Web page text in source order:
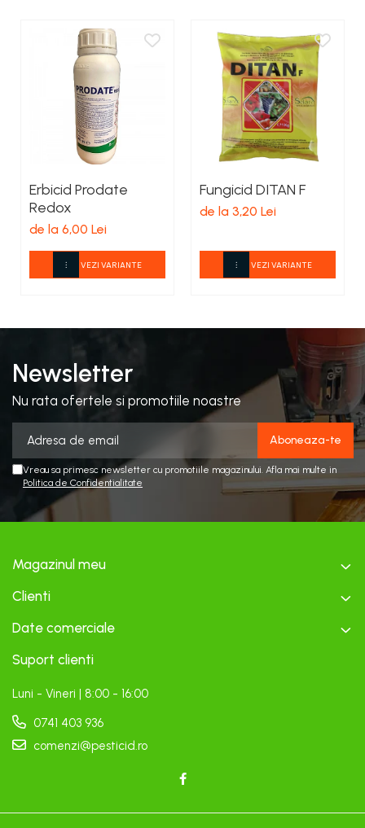
Erbicid Prodate
Redox
de la 6,00 Lei
VEZI VARIANTE
Fungicid DITAN F
de la 3,20 Lei
VEZI VARIANTE
Newsletter
Nu rata ofertele si promotiile noastre
Vreau sa primesc newsletter cu promotiile magazinului. Afla mai multe in
Politica de Confidentialitate
Magazinul meu
Clienti
Date comerciale
Suport clienti
Luni - Vineri | 8:00 - 16:00
0741 403 936
comenzi@pesticid.ro